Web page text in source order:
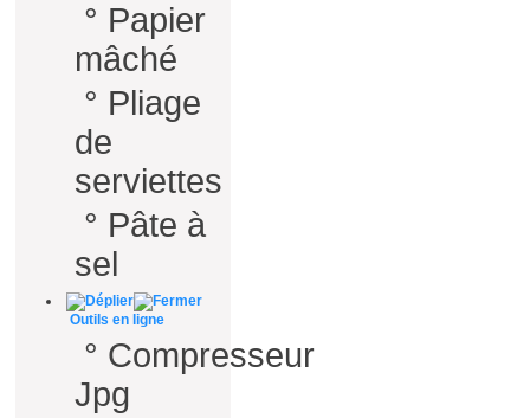
° Papier
mâché
° Pliage
de
serviettes
° Pâte à
sel
Outils en ligne
° Compresseur
Jpg